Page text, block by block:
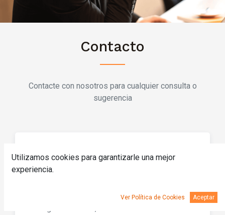
Contacto
Contacte con nosotros para cualquier consulta o
sugerencia
Utilizamos cookies para garantizarle una mejor
experiencia.
Ver Política de Cookies Aceptar